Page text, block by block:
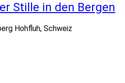
Stille in den Bergen
Hohfluh, Schweiz